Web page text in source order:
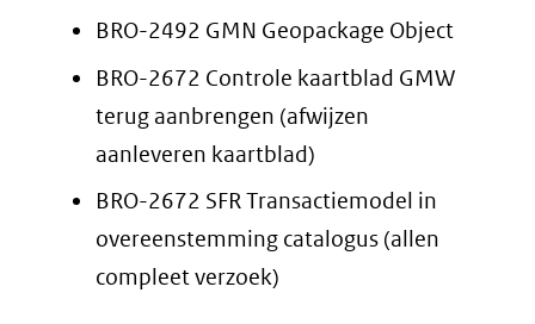
BRO-2492 GMN Geopackage Object
BRO-2672 Controle kaartblad GMW
terug aanbrengen (afwijzen
aanleveren kaartblad)
BRO-2672 SFR Transactiemodel in
overeenstemming catalogus (allen
compleet verzoek)